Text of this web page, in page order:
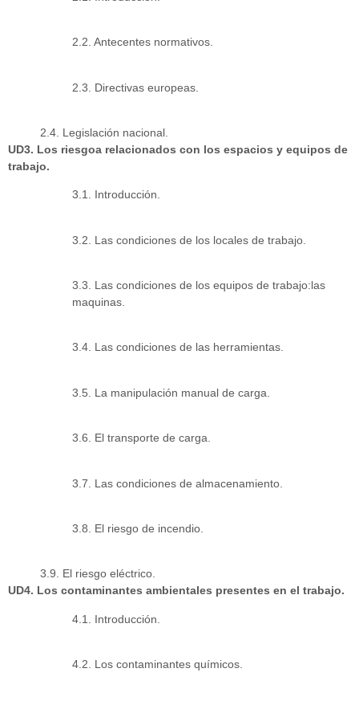
2.2. Antecentes normativos.
2.3. Directivas europeas.
2.4. Legislación nacional.
UD3. Los riesgoa relacionados con los espacios y equipos de
trabajo.
3.1. Introducción.
3.2. Las condiciones de los locales de trabajo.
3.3. Las condiciones de los equipos de trabajo:las
maquinas.
3.4. Las condiciones de las herramientas.
3.5. La manipulación manual de carga.
3.6. El transporte de carga.
3.7. Las condiciones de almacenamiento.
3.8. El riesgo de incendio.
3.9. El riesgo eléctrico.
UD4. Los contaminantes ambientales presentes en el trabajo.
4.1. Introducción.
4.2. Los contaminantes químicos.